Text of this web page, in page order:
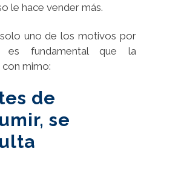
le hace vender más.
uno de los motivos por
fundamental que la
mimo:
de
se